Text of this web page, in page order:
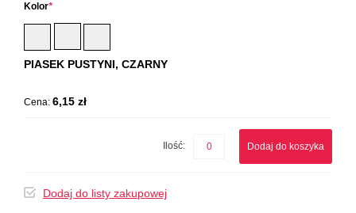
*
Kolor
PIASEK PUSTYNI, CZARNY
Cena: 6,15 zł
Ilość: Dodaj do koszyka
Dodaj do listy zakupowej